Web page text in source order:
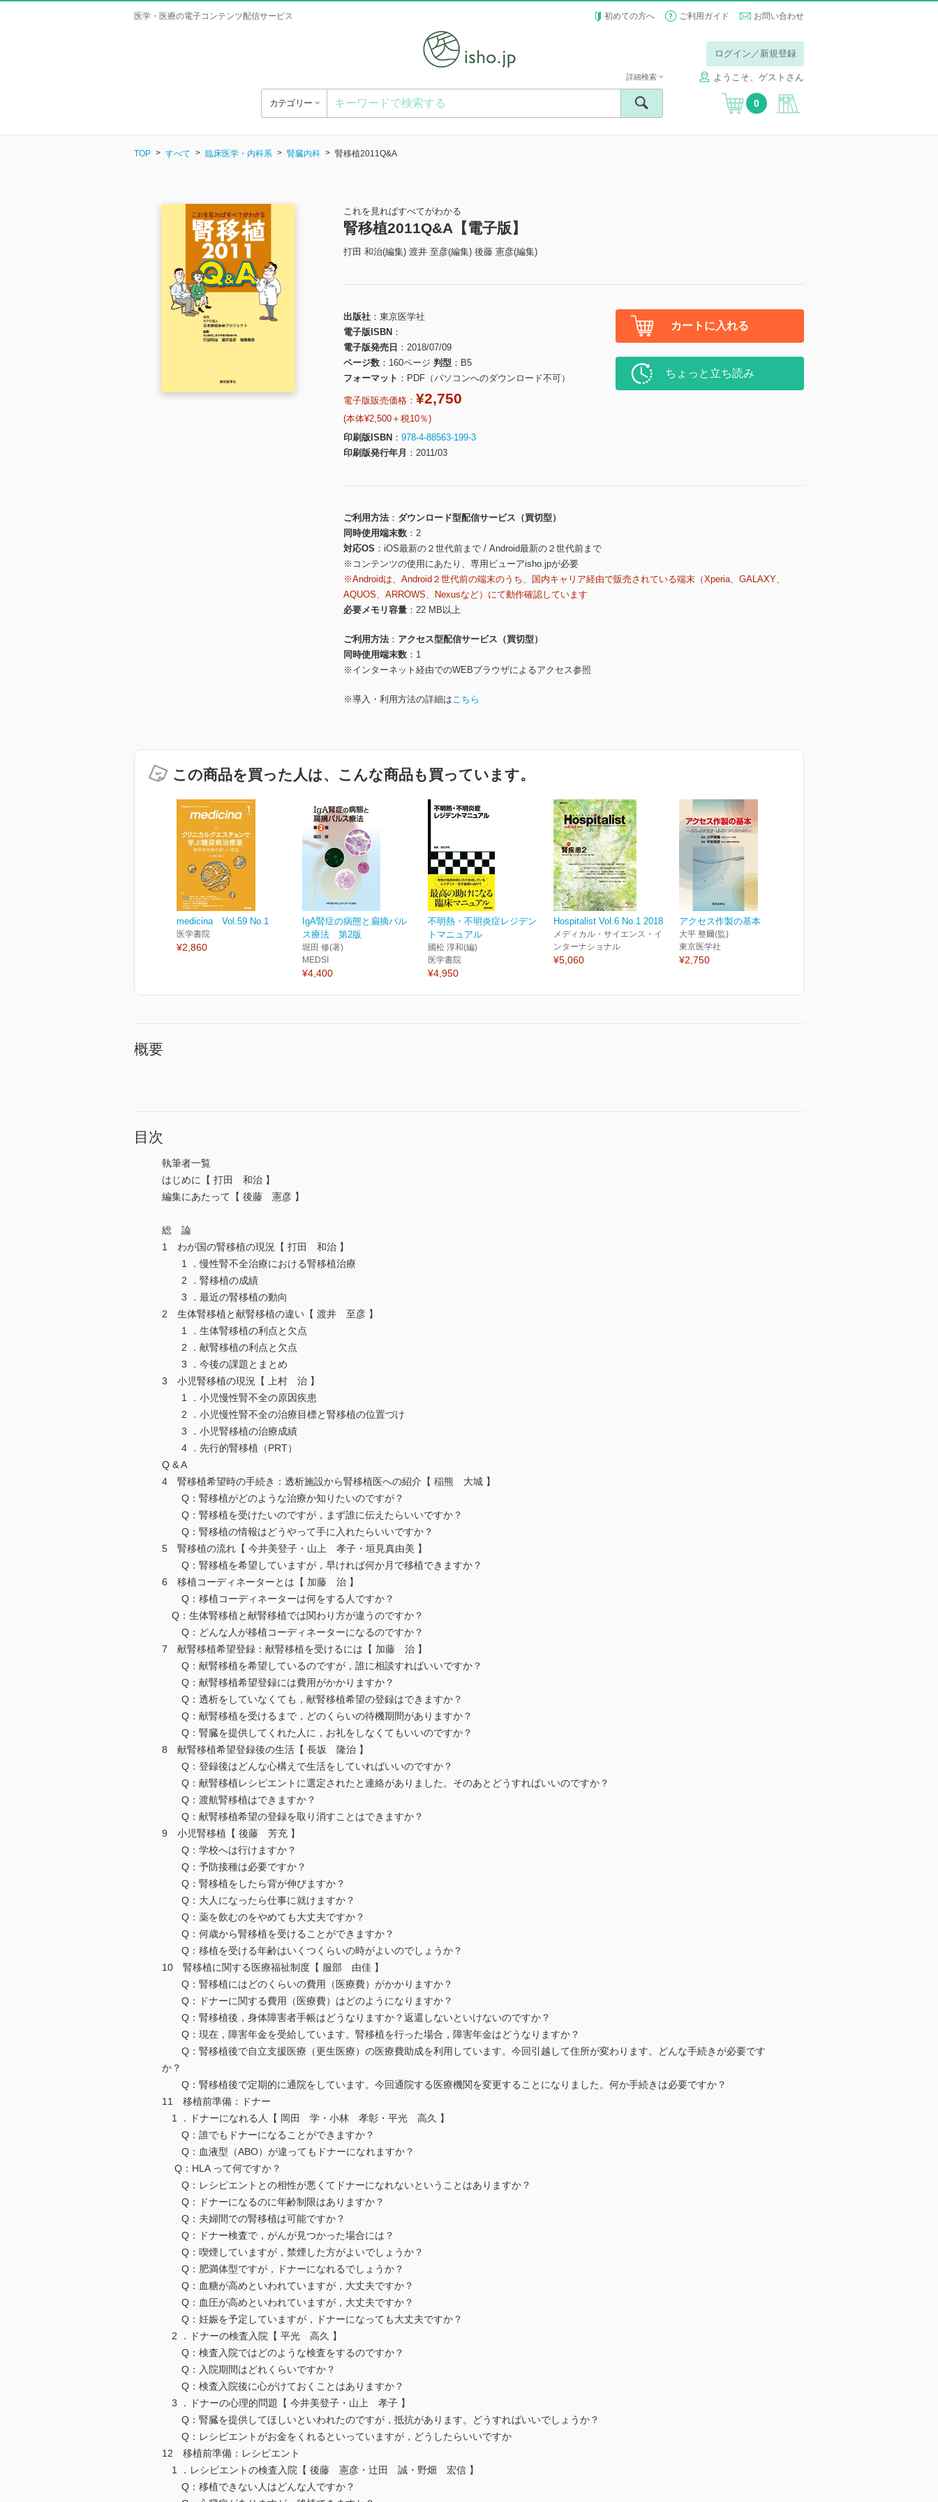
医学・医療の電子コンテンツ配信サービス 初めての方へ ご利用ガイド お問い合わせ
ログイン／新規登録
ようこそ、ゲストさん
カテゴリー
詳細検索
0
TOP すべて 臨床医学・内科系 腎臓内科 腎移植2011Q&A
これを見ればすべてがわかる
腎移植2011Q&A【電子版】
打田 和治(編集) 渡井 至彦(編集) 後藤 憲彦(編集)
出版社
東京医学社
電子版ISBN
電子版発売日
2018/07/09
ページ数
160ページ 判型
B5
フォーマット
PDF（パソコンへのダウンロード不可）
電子版販売価格： ¥2,750
(本体¥2,500＋税10％)
印刷版ISBN
978-4-88563-199-3
印刷版発行年月
2011/03
カートに入れる
ちょっと立ち読み
ご利用方法
ダウンロード型配信サービス（買切型）
同時使用端末数
2
対応OS
iOS最新の２世代前まで / Android最新の２世代前まで
※コンテンツの使用にあたり、専用ビューアisho.jpが必要
※Androidは、Android２世代前の端末のうち、国内キャリア経由で販売されている端末（Xperia、GALAXY、
AQUOS、ARROWS、Nexusなど）にて動作確認しています
必要メモリ容量
22 MB以上
ご利用方法
アクセス型配信サービス（買切型）
同時使用端末数
1
※インターネット経由でのWEBブラウザによるアクセス参照
※導入・利用方法の詳細はこちら
この商品を買った人は、こんな商品も買っています。
medicina Vol.59 No.1
医学書院
¥2,860
IgA腎症の病態と扁摘パル
ス療法 第2版
堀田 修(著)
MEDSI
¥4,400
不明熱・不明炎症レジデン
トマニュアル
國松 淳和(編)
医学書院
¥4,950
Hospitalist Vol.6 No.1 2018
メディカル・サイエンス・イ
ンターナショナル
¥5,060
アクセス作製の基本
大平 整爾(監)
東京医学社
¥2,750
概要
目次
執筆者一覧
はじめに【 打田 和治 】
編集にあたって【 後藤 憲彦 】
総 論
1 わが国の腎移植の現況【 打田 和治 】
1 ．慢性腎不全治療における腎移植治療
2 ．腎移植の成績
3 ．最近の腎移植の動向
2 生体腎移植と献腎移植の違い【 渡井 至彦 】
1 ．生体腎移植の利点と欠点
2 ．献腎移植の利点と欠点
3 ．今後の課題とまとめ
3 小児腎移植の現況【 上村 治 】
1 ．小児慢性腎不全の原因疾患
2 ．小児慢性腎不全の治療目標と腎移植の位置づけ
3 ．小児腎移植の治療成績
4 ．先行的腎移植（PRT）
Q & A
4 腎移植希望時の手続き：透析施設から腎移植医への紹介【 稲熊 大城 】
Q：腎移植がどのような治療か知りたいのですが？
Q：腎移植を受けたいのですが，まず誰に伝えたらいいですか？
Q：腎移植の情報はどうやって手に入れたらいいですか？
5 腎移植の流れ【 今井美登子・山上 孝子・垣見真由美 】
Q：腎移植を希望していますが，早ければ何か月で移植できますか？
6 移植コーディネーターとは【 加藤 治 】
Q：移植コーディネーターは何をする人ですか？
Q：生体腎移植と献腎移植では関わり方が違うのですか？
Q：どんな人が移植コーディネーターになるのですか？
7 献腎移植希望登録：献腎移植を受けるには【 加藤 治 】
Q：献腎移植を希望しているのですが，誰に相談すればいいですか？
Q：献腎移植希望登録には費用がかかりますか？
Q：透析をしていなくても，献腎移植希望の登録はできますか？
Q：献腎移植を受けるまで，どのくらいの待機期間がありますか？
Q：腎臓を提供してくれた人に，お礼をしなくてもいいのですか？
8 献腎移植希望登録後の生活【 長坂 隆治 】
Q：登録後はどんな心構えで生活をしていればいいのですか？
Q：献腎移植レシピエントに選定されたと連絡がありました。そのあとどうすればいいのですか？
Q：渡航腎移植はできますか？
Q：献腎移植希望の登録を取り消すことはできますか？
9 小児腎移植【 後藤 芳充 】
Q：学校へは行けますか？
Q：予防接種は必要ですか？
Q：腎移植をしたら背が伸びますか？
Q：大人になったら仕事に就けますか？
Q：薬を飲むのをやめても大丈夫ですか？
Q：何歳から腎移植を受けることができますか？
Q：移植を受ける年齢はいくつくらいの時がよいのでしょうか？
10 腎移植に関する医療福祉制度【 服部 由佳 】
Q：腎移植にはどのくらいの費用（医療費）がかかりますか？
Q：ドナーに関する費用（医療費）はどのようになりますか？
Q：腎移植後，身体障害者手帳はどうなりますか？返還しないといけないのですか？
Q：現在，障害年金を受給しています。腎移植を行った場合，障害年金はどうなりますか？
Q：腎移植後で自立支援医療（更生医療）の医療費助成を利用しています。今回引越して住所が変わります。どんな手続きが必要です
か？
Q：腎移植後で定期的に通院をしています。今回通院する医療機関を変更することになりました。何か手続きは必要ですか？
11 移植前準備：ドナー
1 ．ドナーになれる人【 岡田 学・小林 孝彰・平光 高久 】
Q：誰でもドナーになることができますか？
Q：血液型（ABO）が違ってもドナーになれますか？
Q：HLA って何ですか？
Q：レシピエントとの相性が悪くてドナーになれないということはありますか？
Q：ドナーになるのに年齢制限はありますか？
Q：夫婦間での腎移植は可能ですか？
Q：ドナー検査で，がんが見つかった場合には？
Q：喫煙していますが，禁煙した方がよいでしょうか？
Q：肥満体型ですが，ドナーになれるでしょうか？
Q：血糖が高めといわれていますが，大丈夫ですか？
Q：血圧が高めといわれていますが，大丈夫ですか？
Q：妊娠を予定していますが，ドナーになっても大丈夫ですか？
2 ．ドナーの検査入院【 平光 高久 】
Q：検査入院ではどのような検査をするのですか？
Q：入院期間はどれくらいですか？
Q：検査入院後に心がけておくことはありますか？
3 ．ドナーの心理的問題【 今井美登子・山上 孝子 】
Q：腎臓を提供してほしいといわれたのですが，抵抗があります。どうすればいいでしょうか？
Q：レシピエントがお金をくれるといっていますが，どうしたらいいですか
12 移植前準備：レシピエント
1 ．レシピエントの検査入院【 後藤 憲彦・辻田 誠・野畑 宏信 】
Q：移植できない人はどんな人ですか？